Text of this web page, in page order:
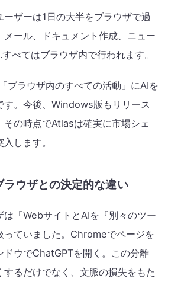
ーザーは1日の大半をブラウザで過
メール、ドキュメント作成、ニュー
べてはブラウザ内で行われます。
ブラウザ内のすべての活動」にAIを
す。今後、Windows版もリリース
その時点でAtlasは確実に市場シェ
します。
ウザとの決定的な違い
は「WebサイトとAIを『別々のツー
っていました。Chromeでページを
ドウでChatGPTを開く。この分離
するだけでなく、文脈の損失をもた